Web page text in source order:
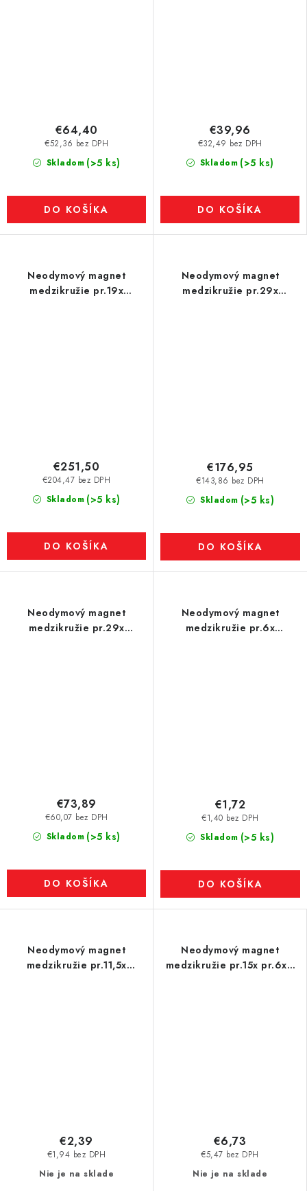
Skladom (>5 ks)
€52,36 bez DPH
€64,40
DO KOŠÍKA
Skladom (>5 ks)
€32,49 bez DPH
€39,96
DO KOŠÍKA
Neodymový magnet
medzikružie pr.19x
Skladom (>5 ks)
€204,47 bez DPH
€251,50
DO KOŠÍKA
Neodymový magnet
medzikružie pr.29x
Skladom (>5 ks)
€143,86 bez DPH
€176,95
DO KOŠÍKA
Neodymový magnet
medzikružie pr.29x
Skladom (>5 ks)
€60,07 bez DPH
€73,89
DO KOŠÍKA
Neodymový magnet
medzikružie pr.6x
Skladom (>5 ks)
€1,40 bez DPH
€1,72
DO KOŠÍKA
Neodymový magnet
medzikružie pr.11,5x
Nie je na sklade
€1,94 bez DPH
€2,39
Neodymový magnet
medzikružie pr.15x pr.6x6
Nie je na sklade
€5,47 bez DPH
€6,73